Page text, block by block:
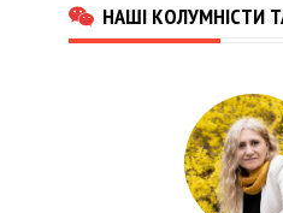
НАШІ КОЛУМНІСТИ